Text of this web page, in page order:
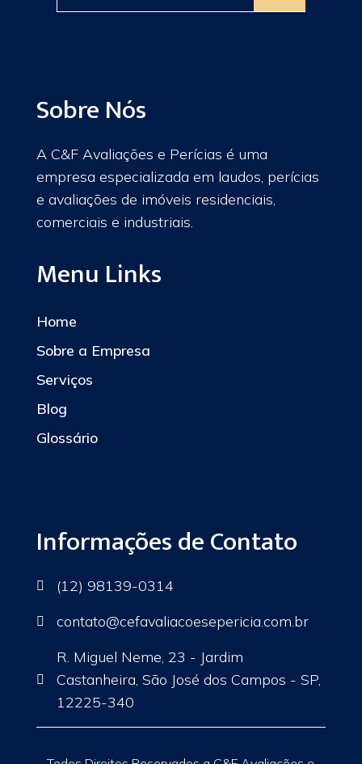
Sobre Nós
A C&F Avaliações e Perícias é uma
empresa especializada em laudos, perícias
e avaliações de imóveis residenciais,
comerciais e industriais.
Menu Links
Home
Sobre a Empresa
Serviços
Blog
Glossário
Informações de Contato
 (12) 98139-0314
 contato@cefavaliacoesepericia.com.br

R. Miguel Neme, 23 - Jardim
Castanheira, São José dos Campos - SP,
12225-340